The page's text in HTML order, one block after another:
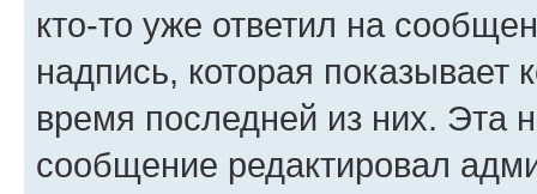
кто-то уже ответил на
надпись, которая показывает
время последней из них. Эта
сообщение редактировал